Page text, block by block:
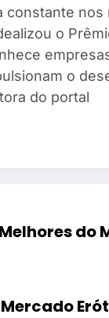
constante nos
o
o
do portal
do